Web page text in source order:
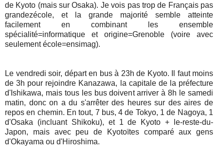
de Kyoto (mais sur Osaka). Je vois pas trop de Français pas
grandezécole, et la grande majorité semble atteinte
facilement en combinant les ensemble
spécialité=informatique et origine=Grenoble (voire avec
seulement école=ensimag).
Le vendredi soir, départ en bus à 23h de Kyoto. Il faut moins
de 3h pour rejoindre Kanazawa, la capitale de la préfecture
d'Ishikawa, mais tous les bus doivent arriver à 8h le samedi
matin, donc on a du s'arrêter des heures sur des aires de
repos en chemin. En tout, 7 bus, 4 de Tokyo, 1 de Nagoya, 1
d'Osaka (incluant Shikoku), et 1 de Kyoto + le-reste-du-
Japon, mais avec peu de Kyotoïtes comparé aux gens
d'Okayama ou d'Hiroshima.